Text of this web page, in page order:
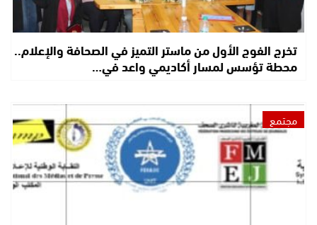
تخرج الفوج الأول من ماستر التميز في الصحافة والإعلام..
محطة تؤسس لمسار أكاديمي واعد في…
مجتمع